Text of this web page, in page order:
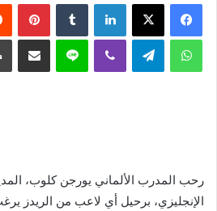
فيسبوك ‫X لينكدإن بينتيريست
واتساب تيلقرام لاين
رحب المدرب الألماني يورجن كلوب،
الإنجليزي، برحيل أي لاعب من الريدز